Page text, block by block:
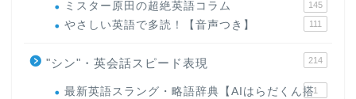
ミスター原田の超絶英語コラム 145
やさしい英語で多読！【音声つき】 111
"シン"・英会話スピード表現 214
最新英語スラング・略語辞典【AIはらだくん搭1